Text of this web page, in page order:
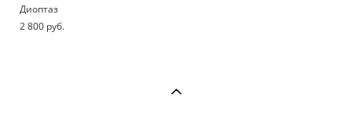
Диоптаз
2 800 pуб.